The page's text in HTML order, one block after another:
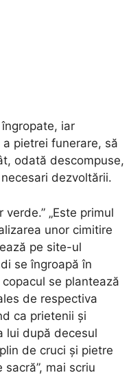
iar
pietrei funerare, să
odată descompuse,
dezvoltării.
„Este primul
unor cimitire
pe site-ul
se îngroapă în
se plantează
de respectiva
ca prietenii şi
lui după decesul
de cruci şi pietre
mai scriu